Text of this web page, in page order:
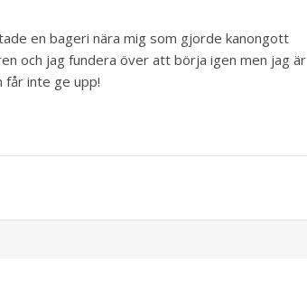
en bageri nära mig som gjorde kanongott
och jag fundera över att börja igen men jag är
får inte ge upp!